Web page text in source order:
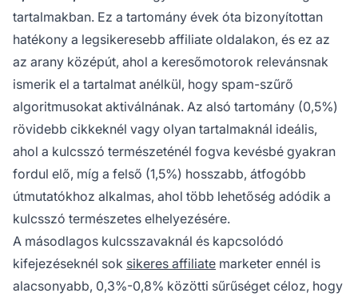
tartalmakban. Ez a tartomány évek óta bizonyítottan
hatékony a legsikeresebb affiliate oldalakon, és ez az
az arany középút, ahol a keresőmotorok relevánsnak
ismerik el a tartalmat anélkül, hogy spam-szűrő
algoritmusokat aktiválnának. Az alsó tartomány (0,5%)
rövidebb cikkeknél vagy olyan tartalmaknál ideális,
ahol a kulcsszó természeténél fogva kevésbé gyakran
fordul elő, míg a felső (1,5%) hosszabb, átfogóbb
útmutatókhoz alkalmas, ahol több lehetőség adódik a
kulcsszó természetes elhelyezésére.
A másodlagos kulcsszavaknál és kapcsolódó
kifejezéseknél sok sikeres affiliate marketer ennél is
alacsonyabb, 0,3%-0,8% közötti sűrűséget céloz, hogy